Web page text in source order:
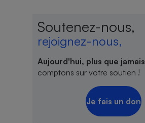
Soutenez-nous,
rejoignez-nous,
Aujourd'hui, plus que jamais
comptons sur votre soutien !
Je fais un don